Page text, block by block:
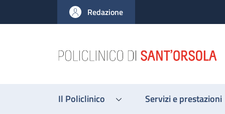
al contenuto principale
to footer content
Redazione
Il Policlinico Servizi e prestazioni